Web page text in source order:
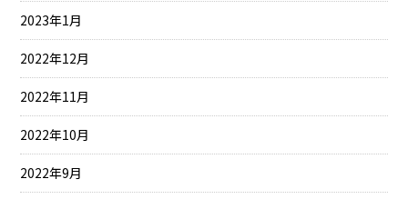
2023年1月
2022年12月
2022年11月
2022年10月
2022年9月